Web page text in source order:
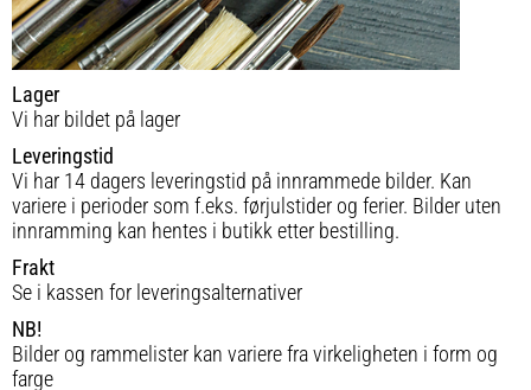
Lager
Vi har bildet på lager
Leveringstid
Vi har 14 dagers leveringstid på innrammede bilder. Kan
variere i perioder som f.eks. førjulstider og ferier. Bilder uten
innramming kan hentes i butikk etter bestilling.
Frakt
Se i kassen for leveringsalternativer
NB!
Bilder og rammelister kan variere fra virkeligheten i form og
farge